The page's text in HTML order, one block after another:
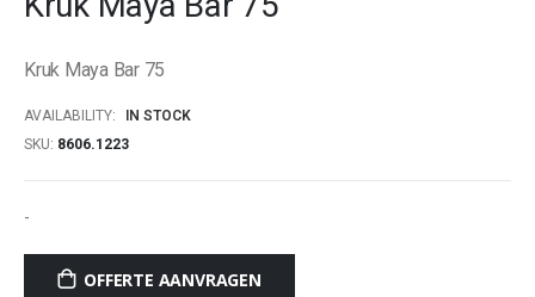
the
gallery
Kruk Maya Bar 75
AVAILABILITY:
IN STOCK
SKU 8606.1223
-
OFFERTE AANVRAGEN